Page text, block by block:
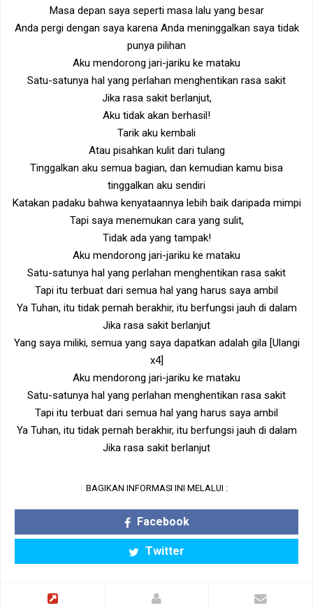
Masa depan saya seperti masa lalu yang besar
Anda pergi dengan saya karena Anda meninggalkan saya tidak
punya pilihan
Aku mendorong jari-jariku ke mataku
Satu-satunya hal yang perlahan menghentikan rasa sakit
Jika rasa sakit berlanjut,
Aku tidak akan berhasil!
Tarik aku kembali
Atau pisahkan kulit dari tulang
Tinggalkan aku semua bagian, dan kemudian kamu bisa
tinggalkan aku sendiri
Katakan padaku bahwa kenyataannya lebih baik daripada mimpi
Tapi saya menemukan cara yang sulit,
Tidak ada yang tampak!
Aku mendorong jari-jariku ke mataku
Satu-satunya hal yang perlahan menghentikan rasa sakit
Tapi itu terbuat dari semua hal yang harus saya ambil
Ya Tuhan, itu tidak pernah berakhir, itu berfungsi jauh di dalam
Jika rasa sakit berlanjut
Yang saya miliki, semua yang saya dapatkan adalah gila [Ulangi
x4]
Aku mendorong jari-jariku ke mataku
Satu-satunya hal yang perlahan menghentikan rasa sakit
Tapi itu terbuat dari semua hal yang harus saya ambil
Ya Tuhan, itu tidak pernah berakhir, itu berfungsi jauh di dalam
Jika rasa sakit berlanjut
BAGIKAN INFORMASI INI MELALUI :
Facebook
Twitter